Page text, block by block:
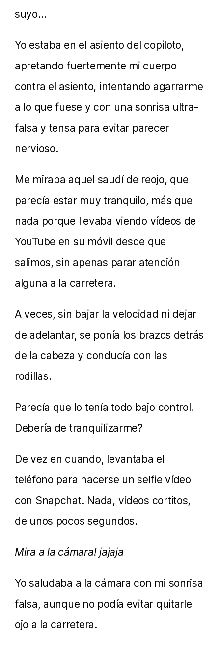
suyo…
Yo estaba en el asiento del copiloto,
apretando fuertemente mi cuerpo
contra el asiento, intentando agarrarme
a lo que fuese y con una sonrisa ultra-
falsa y tensa para evitar parecer
nervioso.
Me miraba aquel saudí de reojo, que
parecía estar muy tranquilo, más que
nada porque llevaba viendo vídeos de
YouTube en su móvil desde que
salimos, sin apenas parar atención
alguna a la carretera.
A veces, sin bajar la velocidad ni dejar
de adelantar, se ponía los brazos detrás
de la cabeza y conducía con las
rodillas.
Parecía que lo tenía todo bajo control.
Debería de tranquilizarme?
De vez en cuando, levantaba el
teléfono para hacerse un selfie vídeo
con Snapchat. Nada, vídeos cortitos,
de unos pocos segundos.
Mira a la cámara! jajaja
Yo saludaba a la cámara con mi sonrisa
falsa, aunque no podía evitar quitarle
ojo a la carretera.